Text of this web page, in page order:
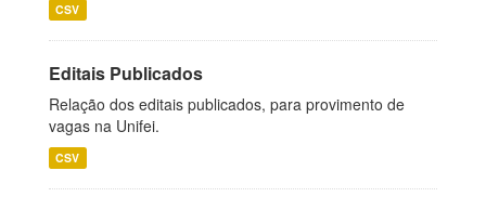
CSV
Editais Publicados
Relação dos editais publicados, para provimento de
vagas na Unifei.
CSV